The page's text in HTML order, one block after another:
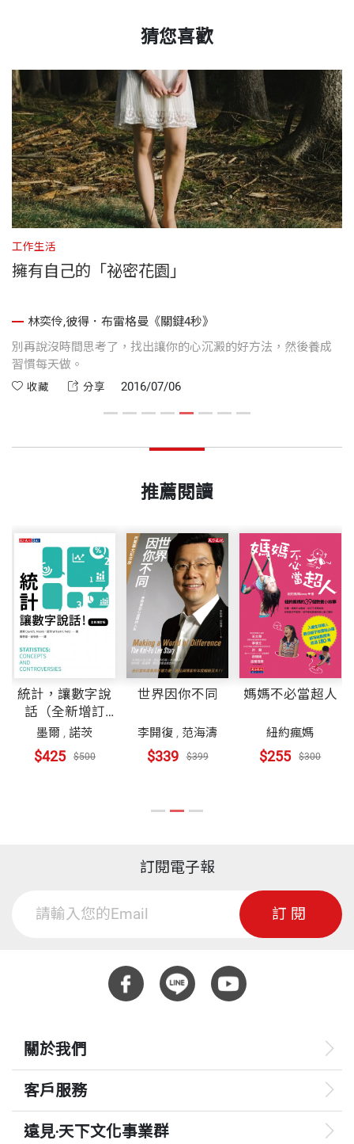
猜您喜歡
工作生活
擁有自己的「祕密花園」
林奕伶,彼得．布雷格曼《關鍵4秒》
別再說沒時間思考了，找出讓你的心沉澱的好方法，然後養成
習慣每天做。
收藏 分享 2016/07/06
推薦閱讀
統計，讓數字說
話（全新增訂
版）
墨爾 ,諾茨
$425 $500
世界因你不同
李開復 , 范海濤
$339 $399
媽媽不必當超人
紐約瘋媽
$255 $300
訂閱電子報
訂閱
關於我們
客戶服務
遠見‧天下文化事業群